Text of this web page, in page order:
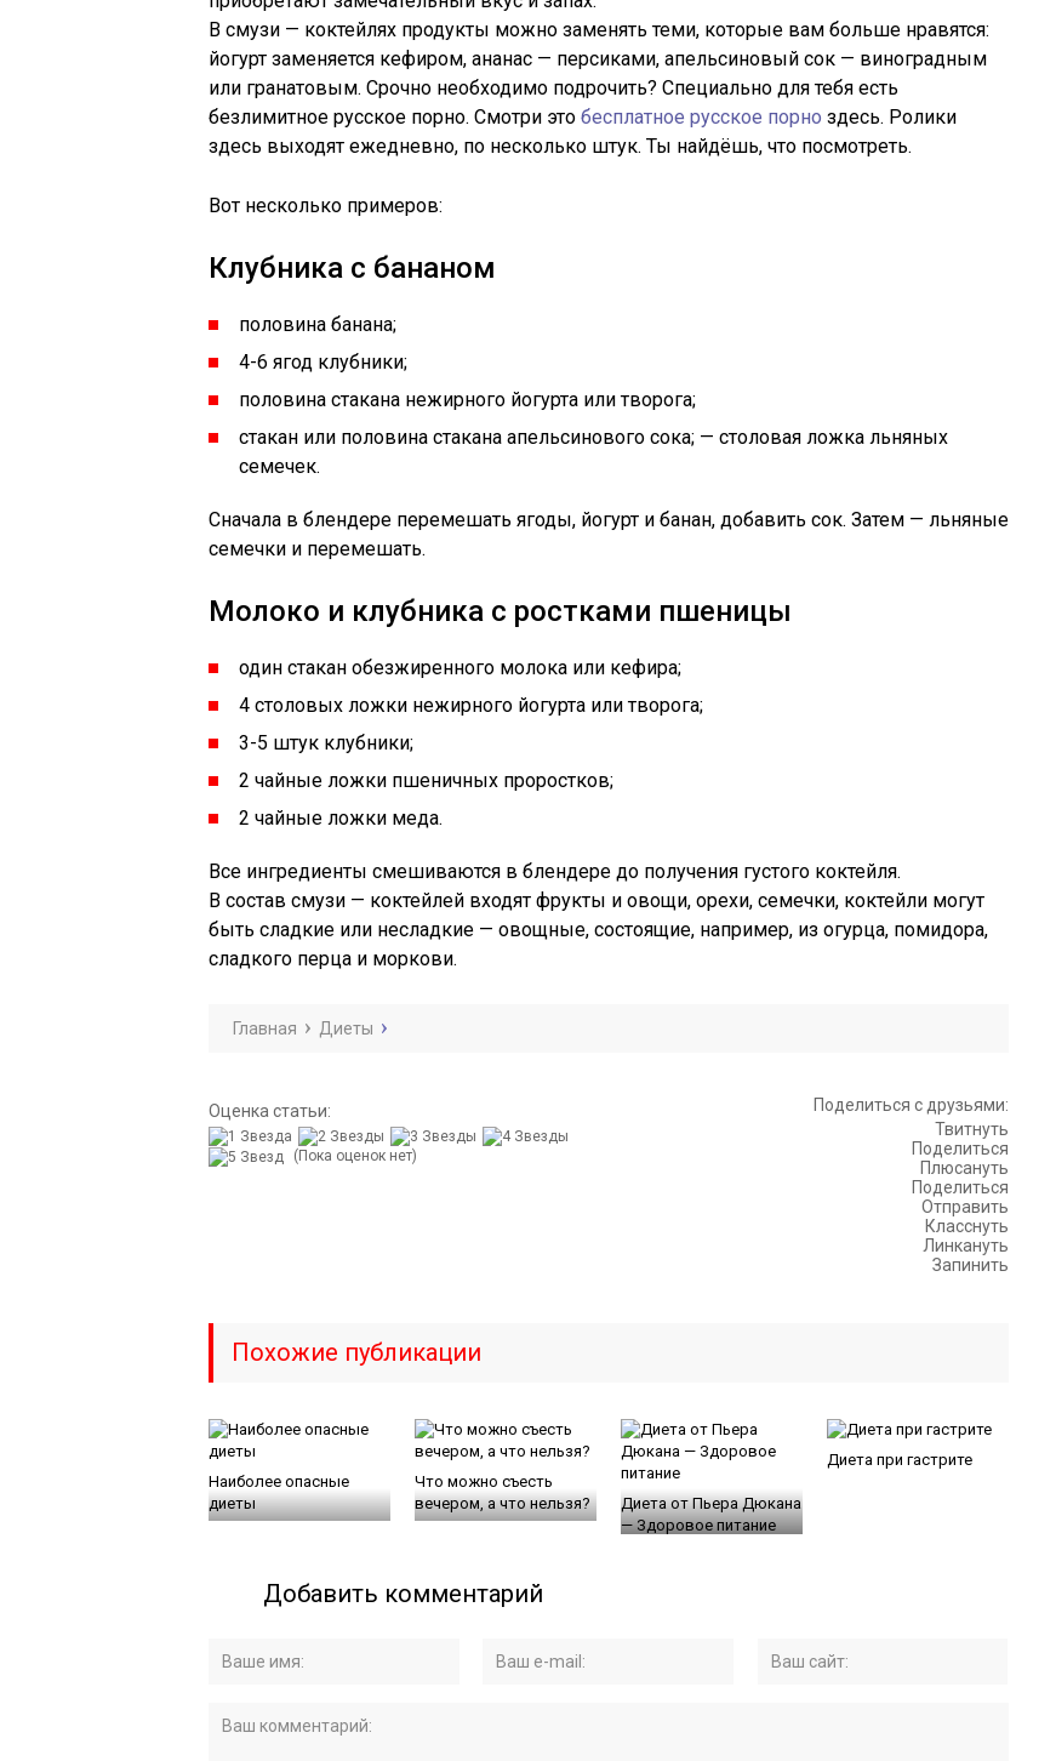
В смузи — коктейлях продукты можно заменять теми, которые вам больше нравятся:
йогурт заменяется кефиром, ананас — персиками, апельсиновый сок — виноградным
или гранатовым. Срочно необходимо подрочить? Специально для тебя есть
безлимитное русское порно. Смотри это бесплатное русское порно здесь. Ролики
здесь выходят ежедневно, по несколько штук. Ты найдёшь, что посмотреть.
Вот несколько примеров:
Клубника с бананом
половина банана;
4-6 ягод клубники;
половина стакана нежирного йогурта или творога;
стакан или половина стакана апельсинового сока; — столовая ложка льняных
семечек.
Сначала в блендере перемешать ягоды, йогурт и банан, добавить сок. Затем — льняные
семечки и перемешать.
Молоко и клубника с ростками пшеницы
один стакан обезжиренного молока или кефира;
4 столовых ложки нежирного йогурта или творога;
3-5 штук клубники;
2 чайные ложки пшеничных проростков;
2 чайные ложки меда.
Все ингредиенты смешиваются в блендере до получения густого коктейля.
В состав смузи — коктейлей входят фрукты и овощи, орехи, семечки, коктейли могут
быть сладкие или несладкие — овощные, состоящие, например, из огурца, помидора,
сладкого перца и моркови.
Главная Диеты
Оценка статьи:
(Пока оценок нет)
Поделиться с друзьями:
Твитнуть
Поделиться
Плюсануть
Поделиться
Отправить
Класснуть
Линкануть
Запинить
Похожие публикации
Наиболее опасные
диеты
Что можно съесть
вечером, а что нельзя?
Диета от Пьера Дюкана
— Здоровое питание
Диета при гастрите
Добавить комментарий